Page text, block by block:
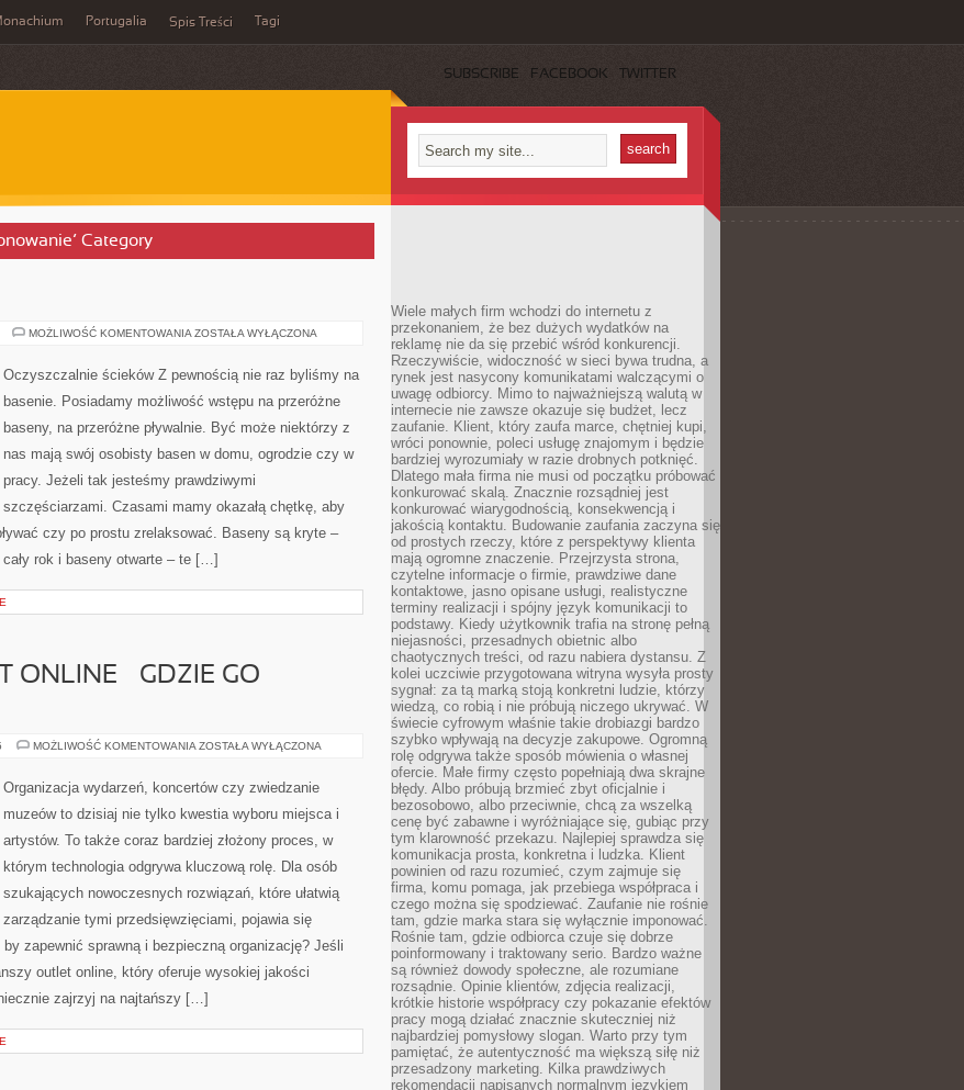
Portugalia Spis Treści Tagi
SUBSCRIBE FACEBOOK TWITTER
Category
MOŻLIWOŚĆ KOMENTOWANIA BASENY
ZOSTAŁA WYŁĄCZONA
Oczyszczalnie ścieków Z pewnością nie raz byliśmy na
basenie. Posiadamy możliwość wstępu na przeróżne
baseny, na przeróżne pływalnie. Być może niektórzy z
nas mają swój osobisty basen w domu, ogrodzie czy w
pracy. Jeżeli tak jesteśmy prawdziwymi
szczęściarzami. Czasami mamy okazałą chętkę, aby
czy po prostu zrelaksować. Baseny są kryte –
rok i baseny otwarte – te […]
ONLINE – GDZIE GO
MOŻLIWOŚĆ KOMENTOWANIA NAJTAŃSZY
–
GDZIE
ZNALEŹĆ?
ZOSTAŁA WYŁĄCZONA
Organizacja wydarzeń, koncertów czy zwiedzanie
muzeów to dzisiaj nie tylko kwestia wyboru miejsca i
artystów. To także coraz bardziej złożony proces, w
którym technologia odgrywa kluczową rolę. Dla osób
szukających nowoczesnych rozwiązań, które ułatwią
zarządzanie tymi przedsięwzięciami, pojawia się
zapewnić sprawną i bezpieczną organizację? Jeśli
outlet online, który oferuje wysokiej jakości
zajrzyj na najtańszy […]
Wiele małych firm wchodzi do internetu z
przekonaniem, że bez dużych wydatków na
reklamę nie da się przebić wśród konkurencji.
Rzeczywiście, widoczność w sieci bywa trudna, a
rynek jest nasycony komunikatami walczącymi o
uwagę odbiorcy. Mimo to najważniejszą walutą w
internecie nie zawsze okazuje się budżet, lecz
zaufanie. Klient, który zaufa marce, chętniej kupi,
wróci ponownie, poleci usługę znajomym i będzie
bardziej wyrozumiały w razie drobnych potknięć.
Dlatego mała firma nie musi od początku próbować
konkurować skalą. Znacznie rozsądniej jest
konkurować wiarygodnością, konsekwencją i
jakością kontaktu. Budowanie zaufania zaczyna się
od prostych rzeczy, które z perspektywy klienta
mają ogromne znaczenie. Przejrzysta strona,
czytelne informacje o firmie, prawdziwe dane
kontaktowe, jasno opisane usługi, realistyczne
terminy realizacji i spójny język komunikacji to
podstawy. Kiedy użytkownik trafia na stronę pełną
niejasności, przesadnych obietnic albo
chaotycznych treści, od razu nabiera dystansu. Z
kolei uczciwie przygotowana witryna wysyła prosty
sygnał: za tą marką stoją konkretni ludzie, którzy
wiedzą, co robią i nie próbują niczego ukrywać. W
świecie cyfrowym właśnie takie drobiazgi bardzo
szybko wpływają na decyzje zakupowe. Ogromną
rolę odgrywa także sposób mówienia o własnej
ofercie. Małe firmy często popełniają dwa skrajne
błędy. Albo próbują brzmieć zbyt oficjalnie i
bezosobowo, albo przeciwnie, chcą za wszelką
cenę być zabawne i wyróżniające się, gubiąc przy
tym klarowność przekazu. Najlepiej sprawdza się
komunikacja prosta, konkretna i ludzka. Klient
powinien od razu rozumieć, czym zajmuje się
firma, komu pomaga, jak przebiega współpraca i
czego można się spodziewać. Zaufanie nie rośnie
tam, gdzie marka stara się wyłącznie imponować.
Rośnie tam, gdzie odbiorca czuje się dobrze
poinformowany i traktowany serio. Bardzo ważne
są również dowody społeczne, ale rozumiane
rozsądnie. Opinie klientów, zdjęcia realizacji,
krótkie historie współpracy czy pokazanie efektów
pracy mogą działać znacznie skuteczniej niż
najbardziej pomysłowy slogan. Warto przy tym
pamiętać, że autentyczność ma większą siłę niż
przesadzony marketing. Kilka prawdziwych
rekomendacji napisanych normalnym językiem